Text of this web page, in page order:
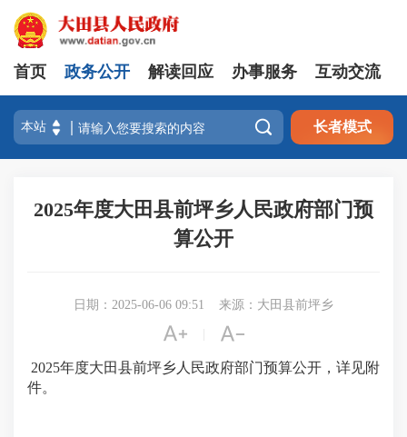
首页 政务公开 解读回应 办事服务 互动交流
 长者模式
2025年度大田县前坪乡人民政府部门预
算公开
日期：2025-06-06 09:51 来源：大田县前坪乡
 
2025年度大田县前坪乡人民政府部门预算公开，详见附
件。